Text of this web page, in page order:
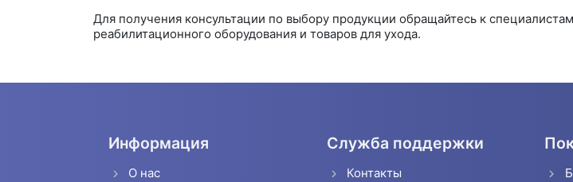
Для получения консультации по выбору продукции обращайтесь к
реабилитационного оборудования и товаров для ухода.
Информация
О нас
Служба поддержки
Контакты